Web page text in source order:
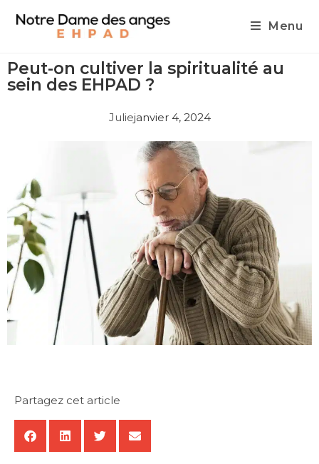
Menu
Peut-on cultiver la spiritualité au
sein des EHPAD ?
Juliejanvier 4, 2024
Partagez cet article